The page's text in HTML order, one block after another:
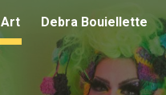
Skip to navigation
Art Debra Bouiellette